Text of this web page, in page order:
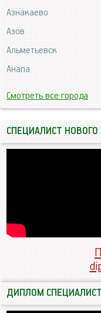
Азнакаево
Азов
Альметьевск
Анапа
Смотреть все города
СПЕЦИАЛИСТ НОВОГО
ДИПЛОМ